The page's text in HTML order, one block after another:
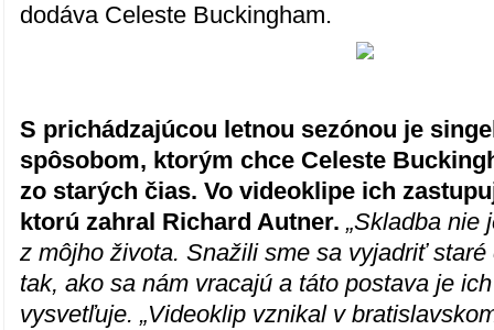
dodáva Celeste Buckingham.
S prichádzajúcou letnou sezónou je
spôsobom, ktorým chce Celeste
zo starých čias. Vo videoklipe ich
ktorú zahral Richard Autner. „Skladba nie
z môjho života. Snažili sme sa vyjadriť staré
tak, ako sa nám vracajú a táto postava je
vysvetľuje. „Videoklip vznikal v